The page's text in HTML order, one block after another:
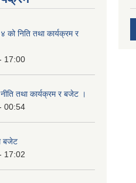
को निति तथा कार्यक्रम र
17:00
तथा कार्यक्रम र बजेट ।
00:54
बजेट
17:02